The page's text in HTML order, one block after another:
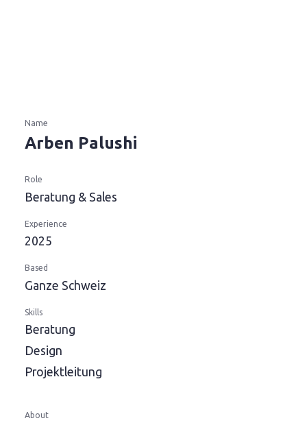
Name
Arben Palushi
Role
Beratung & Sales
Experience
2025
Based
Ganze Schweiz
Skills
Beratung
Design
Projektleitung
About